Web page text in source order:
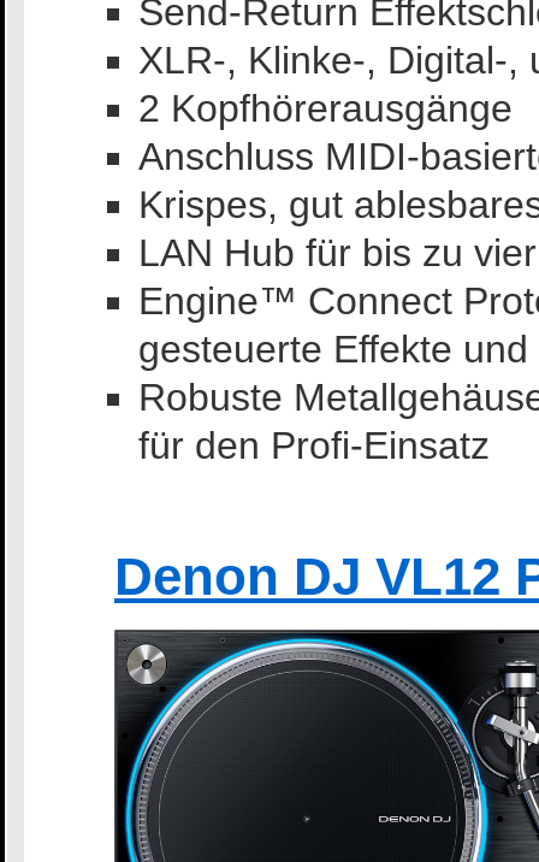
Send-Return
XLR-, Klinke-, Digital-,
2 Kopfhörerausgänge
Anschluss MIDI-
Krispes, gut
LAN Hub für bis zu
Engine™ Connect
gesteuerte Effekte
Robuste
für den Profi-Einsatz
Denon DJ VL12